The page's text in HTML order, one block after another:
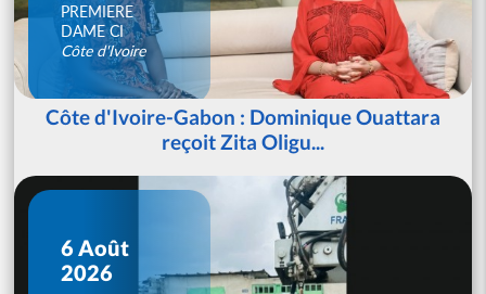
PREMIERE
DAME CI
Côte d'Ivoire
Côte d'Ivoire-Gabon : Dominique Ouattara
reçoit Zita Oligu...
6 Août
2026